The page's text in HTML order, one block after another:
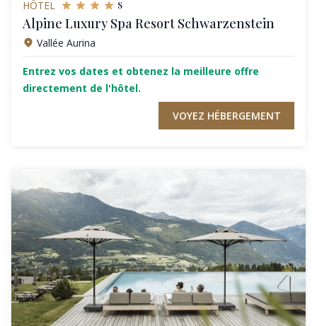
HÔTEL s
Alpine Luxury Spa Resort Schwarzenstein
Vallée Aurina
Entrez vos dates et obtenez la meilleure offre
directement de l'hôtel.
VOYEZ HÉBERGEMENT